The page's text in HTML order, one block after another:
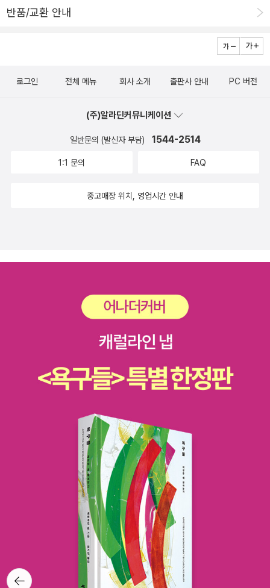
하나를 망쳐놓은 셈이 되었으니 괘씸한 일이다. 실력도 정성도 없는
오류를 15년째 방치한 출판사도 괘씸하긴 마찬가지고...[*] 시오도어
의 공동 설립자였다는 내용도 있다. 프린스턴 고등연구소의 역사를
물리학 박사 학위를 취득한 천재 소년으로 묘사되는데, 이후 울프럼
다고 알고 있다. 무려 1200쪽에 육박하는 저서 <새로운 종류의 과학
>이 아마존 베스트셀러 1위에 등극하면서 화제가 되기도 했는데, 확
기대만큼 혁신적인 돌파구는 아직 만들지 못한 채 60대 노인이 되었
도 하다. 그나저나 원소 책부터 번역이 이렇게 개판이니, 줄줄이 번역
된 나머지 책을 펼쳐 볼 엄두가 나지 않는 것도 사실이다. 가격이나 싸
면 한 번 속아보는 셈이라도 치겠지만, 하나같이 화보집이니, 이건
는지도 모르겠다는 생각이 든다. 물론 여성운동을 하는 사람들이 보
이라는 책을 읽을 때였다. 지금까지 읽었던 환경에 관한 이론서들과
는 다른 통계와 다른 관점에서 주장하고 있는 글을 읽으면서 처음엔
혹,하는 마음이었다가 제목때문에 마음이 확 식어버렸었다. '대통령
이 아니겠는가. 지금 우리시대의 국가정책이라는 것은 99%가 넘는
전이 있는 곳 주민들의 아이들이 기형이 된다는 것도, 방사능물질이
우리에게 얼마나 커다란 해가 되는지 알고 있더라도 국가를 위한다는
제시하고 있는 것을 미처 깨닫지 못한다면 그처럼 바보같은 일이 어
마음을 이해하지 않았고, 이해할 필요도 느끼지 않았다. 당시 일반인
마음, 전쟁 말기의 궁핍에서 벗어나 여유 있는 생활을 즐기고 싶은 마
의 지지라는 거짓 명분하에서 ‘제대로 된 정치’를 없애 버렸다. 그렇다
하면, 그리고 이익이 되면 모든 것이 다 용서된다. 절차는 문제가 되지
않는다. 승리에 관대한 한국인들은 베트남에도, 이라크에도 아무런
하지 못한 학생들이 자살에서 그 출구를 찾고 있다. 그러나 여전히 한
는 모험주의이다. 이들의 목적은 대립을 격화시키는 것이며, 타협의
오지 않는 사람들은 모두 적이며, 이 적들은 극우에게는 ‘빨갱이’이며,
극좌에게는 ‘수구꼴통’으로 표현된다. 마지막으로 이들은 현실을 무
시한다. “보다 정의롭고 평등한 사회를 추구하는 진보적 노력도 현실
키는 부작용을 가져올 수 있다.” 저자는 1945년 8월1일부터 10월2
9일까지 벌어진 일들을 정리하고 있다. 한반도뿐만 아니라 세계사적
어진 사건들을 ‘상식’의 선에서, 그리고 ‘중도파’의 입장에서 풀어내고
있다. 때로는 기존의 한국 현대사 연구를 인용하기도 하고, 비판하기
도 하면서 자신의 입장을 풀어내고 있다. 제목은 ‘일기’라고 되어 있지
만, 그 안에는 해방 정국의 ‘무주공산’에서 벌어지고 있었던 다양한 움
직임이 녹아 있고, 그러한 움직임들이 오늘 한국 사회의 현실에 어떻
게 연결되고 있는가를 밝히고 있다. 이 책은 왜 한국 사회에서 상식이
통하지 않는가에 대한 원인을 밝혀내고 있는 것이다. 그러나 이 책의
미덕은 비단 그것만이 아니다. 저자가 갖고 있는 세계사에 대한 해박
한 지식은 해방공간에서 벌어진 우리의 모습을 단지 한반도 내에서만
바라보아야 하는 것이 아니라 세계사 속에서 바라보아야 할 필요성을
반품/교환 안내
뒤로가
기
로그인 전체 메뉴 회사 소개 출판사 안내 PC 버전
(주)알라딘커뮤니케이션
일반문의 (발신자 부담) 1544-2514
1:1 문의 FAQ
중고매장 위치, 영업시간 안내